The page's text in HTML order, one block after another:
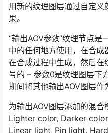
用新的纹理图层通过自定义
果。
“输出AOV参数”纹理节点是
中的任何地方使用，在合
在合成过程中生成，然后在
号的 – 参数0是纹理图层下
期间将其他输出AOV图层作
为输出AOV图层添加的混合
Lighter color, Darker
Linear light, Pin light,